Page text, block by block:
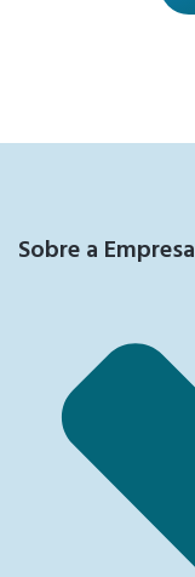
Sobre a Empresa